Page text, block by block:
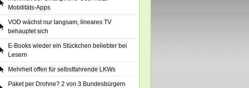
Mobilitäts-Apps
VOD wächst nur langsam, lineares TV
behauptet sich
E-Books wieder ein Stückchen beliebter bei
Lesern
Mehrheit offen für selbstfahrende LKWs
Paket per Drohne? 2 von 3 Bundesbürgern